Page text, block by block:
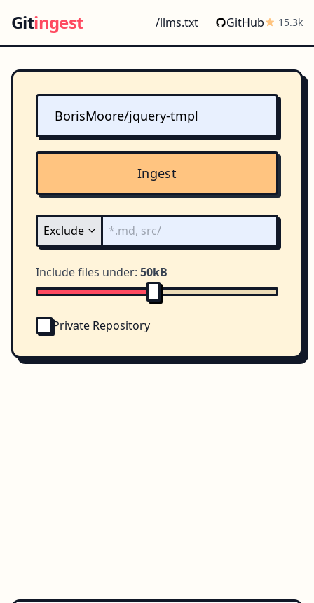
Gitingest /llms.txt GitHub 15.3k
Ingest
Include files under: 50kB
Private Repository